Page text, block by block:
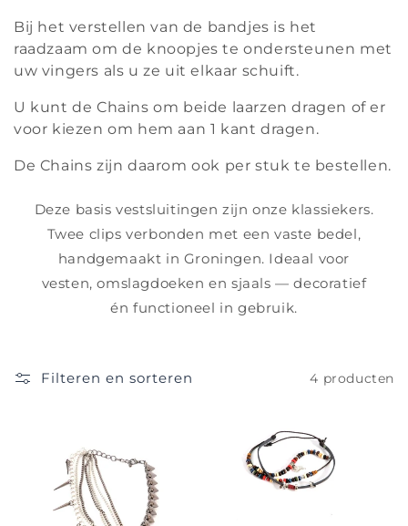
:
Bij het verstellen van de bandjes is het
raadzaam om de knoopjes te ondersteunen met
uw vingers als u ze uit elkaar schuift.
U kunt de Chains om beide laarzen dragen of er
voor kiezen om hem aan 1 kant dragen.
De Chains zijn daarom ook per stuk te bestellen.
Deze basis vestsluitingen zijn onze klassiekers.
Twee clips verbonden met een vaste bedel,
handgemaakt in Groningen. Ideaal voor
vesten, omslagdoeken en sjaals — decoratief
én functioneel in gebruik.
Filteren en sorteren 4 producten